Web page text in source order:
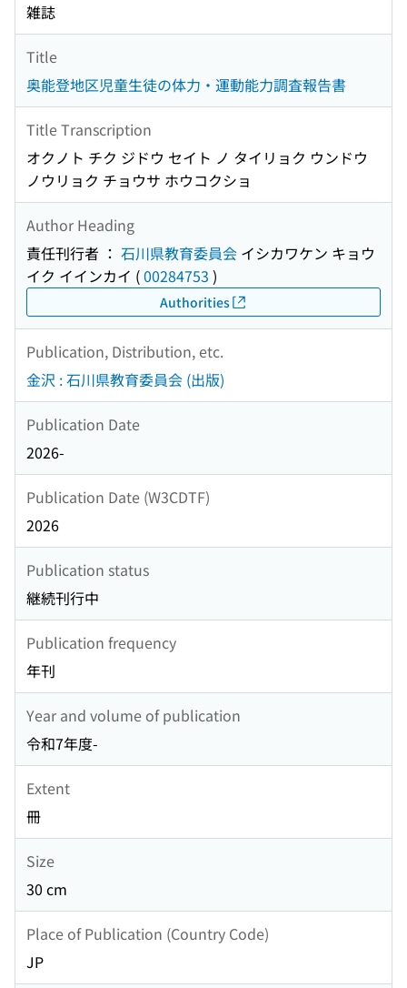
雑誌
Title
奥能登地区児童生徒の体力・運動能力調査報告書
Title Transcription
オクノト チク ジドウ セイト ノ タイリョク ウンドウ
ノウリョク チョウサ ホウコクショ
Author Heading
責任刊行者 ： 石川県教育委員会 イシカワケン キョウ
イク イインカイ (00284753 )
Authorities
Publication, Distribution, etc.
金沢 : 石川県教育委員会 (出版)
Publication Date
2026-
Publication Date (W3CDTF)
2026
Publication status
継続刊行中
Publication frequency
年刊
Year and volume of publication
令和7年度-
Extent
冊
Size
30 cm
Place of Publication (Country Code)
JP